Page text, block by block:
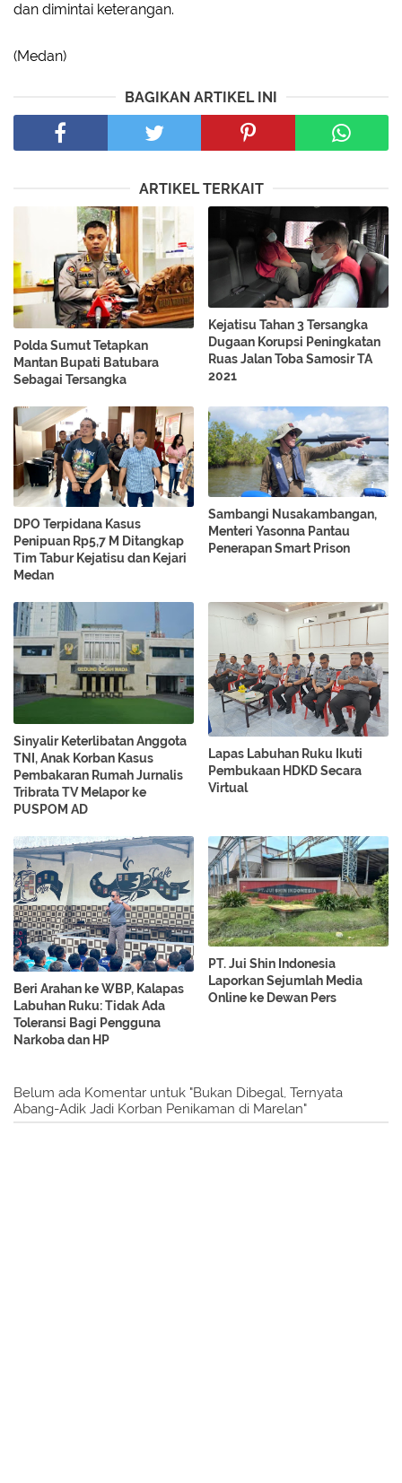
dan dimintai keterangan.
(Medan)
BAGIKAN ARTIKEL INI
ARTIKEL TERKAIT
Polda Sumut Tetapkan
Mantan Bupati Batubara
Sebagai Tersangka
Kejatisu Tahan 3 Tersangka
Dugaan Korupsi Peningkatan
Ruas Jalan Toba Samosir TA
2021
DPO Terpidana Kasus
Penipuan Rp5,7 M Ditangkap
Tim Tabur Kejatisu dan Kejari
Medan
Sambangi Nusakambangan,
Menteri Yasonna Pantau
Penerapan Smart Prison
Sinyalir Keterlibatan Anggota
TNI, Anak Korban Kasus
Pembakaran Rumah Jurnalis
Tribrata TV Melapor ke
PUSPOM AD
Lapas Labuhan Ruku Ikuti
Pembukaan HDKD Secara
Virtual
Beri Arahan ke WBP, Kalapas
Labuhan Ruku: Tidak Ada
Toleransi Bagi Pengguna
Narkoba dan HP
PT. Jui Shin Indonesia
Laporkan Sejumlah Media
Online ke Dewan Pers
Belum ada Komentar untuk "Bukan Dibegal, Ternyata
Abang-Adik Jadi Korban Penikaman di Marelan"